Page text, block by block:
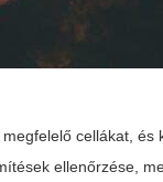
cellákat,
ellenőrzése,